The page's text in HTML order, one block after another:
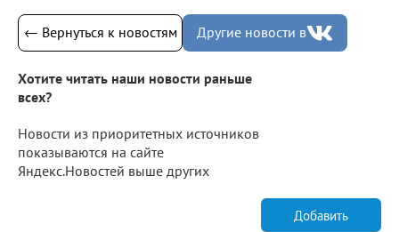
← Вернуться к новостям Другие новости в
Хотите читать наши новости раньше
всех?
Новости из приоритетных источников
показываются на сайте
Яндекс.Новостей выше других
Добавить